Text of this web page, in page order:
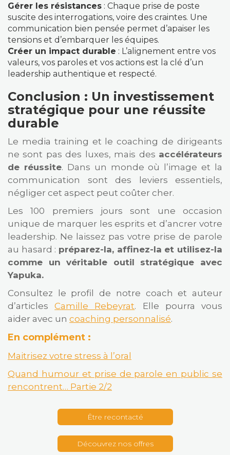
Gérer les résistances : Chaque prise de poste
suscite des interrogations, voire des craintes. Une
communication bien pensée permet d’apaiser les
tensions et d’embarquer les équipes.
Créer un impact durable : L’alignement entre vos
valeurs, vos paroles et vos actions est la clé d’un
leadership authentique et respecté.
Conclusion : Un investissement
stratégique pour une réussite
durable
Le media training et le coaching de dirigeants
ne sont pas des luxes, mais des accélérateurs
de réussite. Dans un monde où l’image et la
communication sont des leviers essentiels,
négliger cet aspect peut coûter cher.
Les 100 premiers jours sont une occasion
unique de marquer les esprits et d’ancrer votre
leadership. Ne laissez pas votre prise de parole
au hasard : préparez-la, affinez-la et utilisez-la
comme un véritable outil stratégique avec
Yapuka.
Consultez le profil de notre coach et auteur
d’articlesCamille Rebeyrat. Elle pourra vous
aider avec un coaching personnalisé.
En complément :
Maitrisez votre stress à l’oral
Quand humour et prise de parole en public se
rencontrent… Partie 2/2
Être recontacté
Découvrez nos offres